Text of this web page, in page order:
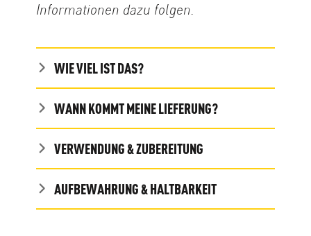
Informationen dazu folgen.
WIE VIEL IST DAS?
WANN KOMMT MEINE LIEFERUNG?
VERWENDUNG & ZUBEREITUNG
AUFBEWAHRUNG & HALTBARKEIT